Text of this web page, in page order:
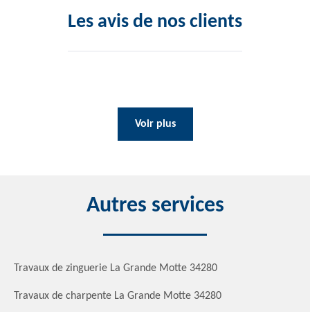
Les avis de nos clients
Voir plus
Autres services
Travaux de zinguerie La Grande Motte 34280
Travaux de charpente La Grande Motte 34280